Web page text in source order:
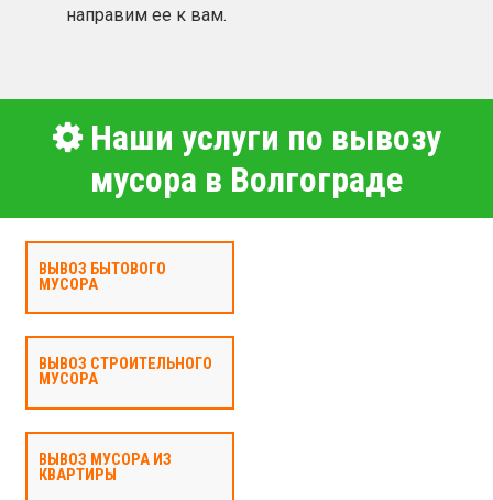
направим ее к вам.
Наши услуги по вывозу
мусора в Волгограде
ВЫВОЗ БЫТОВОГО
МУСОРА
ВЫВОЗ СТРОИТЕЛЬНОГО
МУСОРА
ВЫВОЗ МУСОРА ИЗ
КВАРТИРЫ